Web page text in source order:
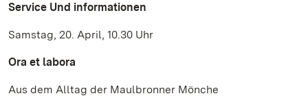
Service Und informationen
Samstag, 20. April, 10.30 Uhr
Ora et labora
Aus dem Alltag der Maulbronner Mönche